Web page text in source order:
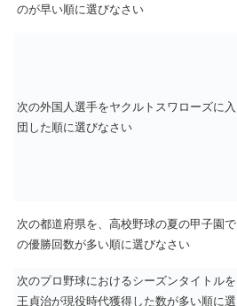
のが早い順に選びなさい
次の外国人選手をヤクルトスワローズに入
団した順に選びなさい
次の都道府県を、高校野球の夏の甲子園で
の優勝回数が多い順に選びなさい
次のプロ野球におけるシーズンタイトルを
王貞治が現役時代獲得した数が多い順に選